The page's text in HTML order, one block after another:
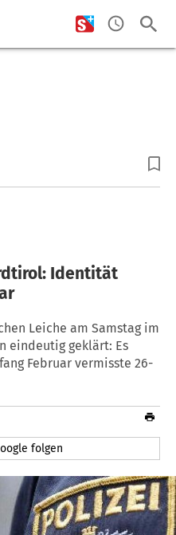
Identität
Leiche am Samstag im
eindeutig geklärt: Es
Februar vermisste 26-
folgen